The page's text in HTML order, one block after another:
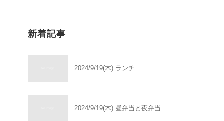
新着記事
2024/9/19(木) ランチ
2024/9/19(木) 昼弁当と夜弁当